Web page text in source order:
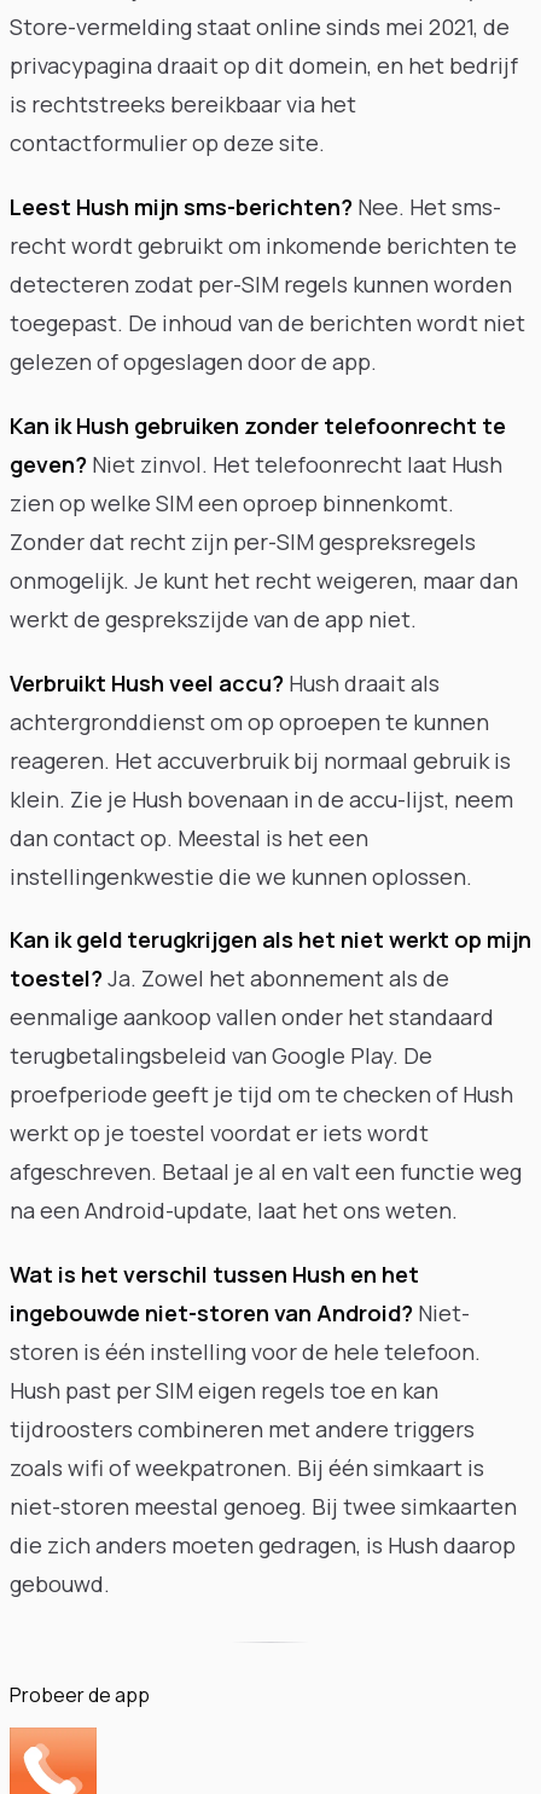
Store-vermelding staat online sinds mei 2021, de
privacypagina draait op dit domein, en het bedrijf
is rechtstreeks bereikbaar via het
contactformulier op deze site.
Leest Hush mijn sms-berichten? Nee. Het sms-
recht wordt gebruikt om inkomende berichten te
detecteren zodat per-SIM regels kunnen worden
toegepast. De inhoud van de berichten wordt niet
gelezen of opgeslagen door de app.
Kan ik Hush gebruiken zonder telefoonrecht te
geven? Niet zinvol. Het telefoonrecht laat Hush
zien op welke SIM een oproep binnenkomt.
Zonder dat recht zijn per-SIM gespreksregels
onmogelijk. Je kunt het recht weigeren, maar dan
werkt de gesprekszijde van de app niet.
Verbruikt Hush veel accu? Hush draait als
achtergronddienst om op oproepen te kunnen
reageren. Het accuverbruik bij normaal gebruik is
klein. Zie je Hush bovenaan in de accu-lijst, neem
dan contact op. Meestal is het een
instellingenkwestie die we kunnen oplossen.
Kan ik geld terugkrijgen als het niet werkt op mijn
toestel?Ja. Zowel het abonnement als de
eenmalige aankoop vallen onder het standaard
terugbetalingsbeleid van Google Play. De
proefperiode geeft je tijd om te checken of Hush
werkt op je toestel voordat er iets wordt
afgeschreven. Betaal je al en valt een functie weg
na een Android-update, laat het ons weten.
Wat is het verschil tussen Hush en het
ingebouwde niet-storen van Android? Niet-
storen is één instelling voor de hele telefoon.
Hush past per SIM eigen regels toe en kan
tijdroosters combineren met andere triggers
zoals wifi of weekpatronen. Bij één simkaart is
niet-storen meestal genoeg. Bij twee simkaarten
die zich anders moeten gedragen, is Hush daarop
gebouwd.
Probeer de app